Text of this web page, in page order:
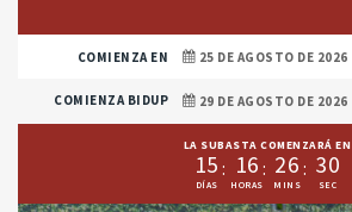
COMIENZA EN 25 DE AGOSTO DE 2026
COMIENZA BIDUP 29 DE AGOSTO DE 2026
LA SUBASTA COMENZARÁ EN
15 16 26 30